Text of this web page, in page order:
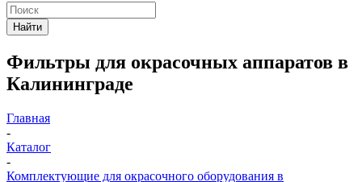
Найти
Фильтры для окрасочных аппаратов в
Калининграде
Главная
-
Каталог
-
Комплектующие для окрасочного оборудования в